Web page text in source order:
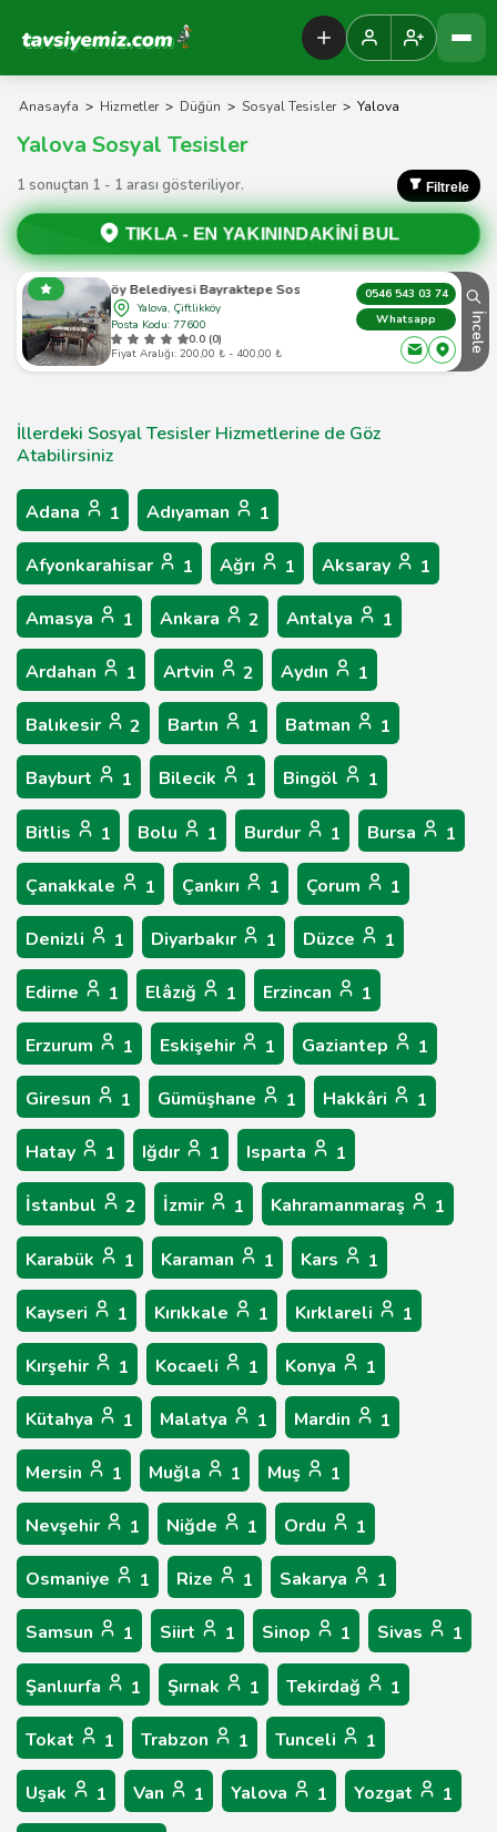
Tavsiyemiz Anasayfa
Anasayfa > Hizmetler > Düğün > Sosyal Tesisler > Yalova
Yalova Sosyal Tesisler
1 sonuçtan 1 - 1 arası gösteriliyor. Filtrele
TIKLA - EN YAKININDAKİNİ BUL
Çiftlikköy Belediyesi Bayraktepe Sosyal Tesisleri
Yalova, Çiftlikköy
Posta Kodu: 77600
0.0 (0)
Fiyat Aralığı: 200,00 ₺ - 400,00 ₺
0546 543 03 74
Whatsapp
İncele
İllerdeki Sosyal Tesisler Hizmetlerine de Göz
Atabilirsiniz
Adana 1 Adıyaman 1
Afyonkarahisar 1 Ağrı 1 Aksaray 1
Amasya 1 Ankara 2 Antalya 1
Ardahan 1 Artvin 2 Aydın 1
Balıkesir 2 Bartın 1 Batman 1
Bayburt 1 Bilecik 1 Bingöl 1
Bitlis 1 Bolu 1 Burdur 1 Bursa 1
Çanakkale 1 Çankırı 1 Çorum 1
Denizli 1 Diyarbakır 1 Düzce 1
Edirne 1 Elâzığ 1 Erzincan 1
Erzurum 1 Eskişehir 1 Gaziantep 1
Giresun 1 Gümüşhane 1 Hakkâri 1
Hatay 1 Iğdır 1 Isparta 1
İstanbul 2 İzmir 1 Kahramanmaraş 1
Karabük 1 Karaman 1 Kars 1
Kayseri 1 Kırıkkale 1 Kırklareli 1
Kırşehir 1 Kocaeli 1 Konya 1
Kütahya 1 Malatya 1 Mardin 1
Mersin 1 Muğla 1 Muş 1
Nevşehir 1 Niğde 1 Ordu 1
Osmaniye 1 Rize 1 Sakarya 1
Samsun 1 Siirt 1 Sinop 1 Sivas 1
Şanlıurfa 1 Şırnak 1 Tekirdağ 1
Tokat 1 Trabzon 1 Tunceli 1
Uşak 1 Van 1 Yalova 1 Yozgat 1